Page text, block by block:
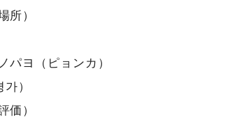
所）
ヨ（ピョンカ）
）
）